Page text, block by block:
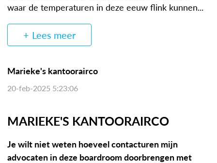
waar de temperaturen in deze eeuw flink kunnen...
Lees meer
Marieke's kantoorairco
20-feb-2025 5:23:06
MARIEKE'S KANTOORAIRCO
Je wilt niet weten hoeveel contacturen mijn
advocaten in deze boardroom doorbrengen met